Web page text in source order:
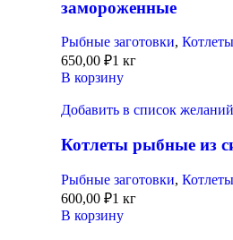
замороженные
Рыбные заготовки, Котлеты
650,00 ₽1 кг
В корзину
Добавить в список желаний
Котлеты рыбные из
Рыбные заготовки, Котлеты
600,00 ₽1 кг
В корзину